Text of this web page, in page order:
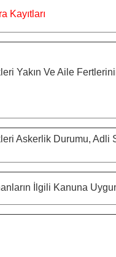
Kayıtları
Yakın Ve Aile
Askerlik Durumu,
İlgili Kanuna